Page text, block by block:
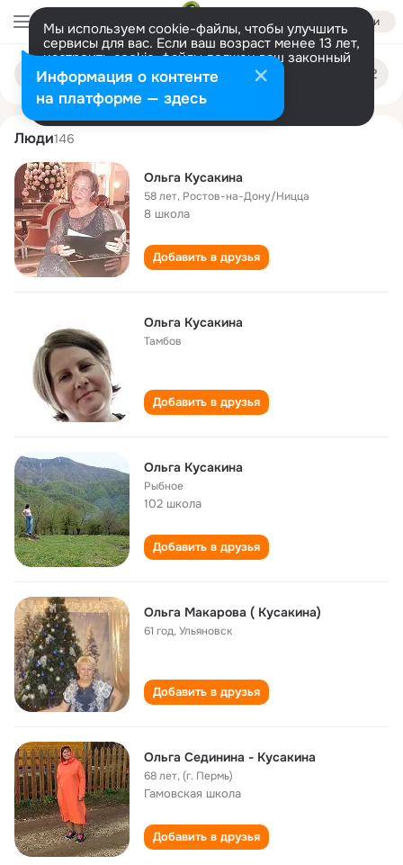
Войти
Мы используем cookie-файлы, чтобы улучшить
сервисы для вас. Если ваш возраст менее 13 лет,
настроить cookie-файлы должен ваш законный
представитель. Больше информации
Разрешить все Настроить
Поиск
людям
olga kusakina
Люди146
Ольга Кусакина
58 лет, Ростов-на-Дону/Ницца
8 школа
Добавить в друзья
Ольга Кусакина
Тамбов
Добавить в друзья
Ольга Кусакина
Рыбное
102 школа
Добавить в друзья
Ольга Макарова ( Кусакина)
61 год,Ульяновск
Добавить в друзья
Ольга Сединина - Кусакина
68 лет,(г. Пермь)
Гамовская школа
Добавить в друзья
Информация о контенте
на платформе — здесь